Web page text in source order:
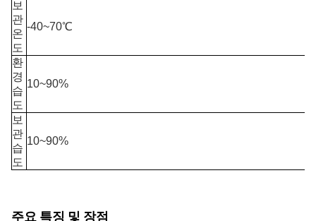
보
관
온
도
-40~70℃
환
경
습
도
10~90%
보
관
습
도
10~90%
주요 특징 및 장점